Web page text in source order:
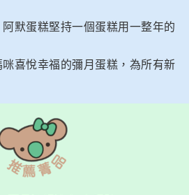
默蛋糕堅持一個蛋糕用一整年的
喜悅幸福的彌月蛋糕，為所有新